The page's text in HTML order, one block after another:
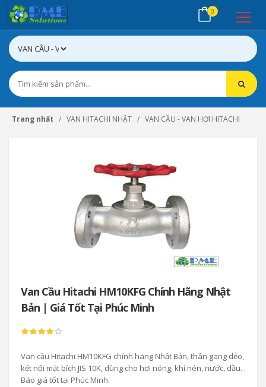
0
Trang nhất VAN HITACHI NHẬT VAN CẦU - VAN HƠI HITACHI
Van Cầu Hitachi HM10KFG Chính Hãng Nhật
Bản | Giá Tốt Tại Phúc Minh
Van cầu Hitachi HM10KFG chính hãng Nhật Bản, thân gang dẻo,
kết nối mặt bích JIS 10K, dùng cho hơi nóng, khí nén, nước, dầu.
Báo giá tốt tại Phúc Minh.